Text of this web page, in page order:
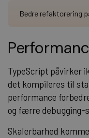
Bedre refaktorering
TypeScript påvirker
det kompileres til
performance
og færre debugging-
Skalerbarhed